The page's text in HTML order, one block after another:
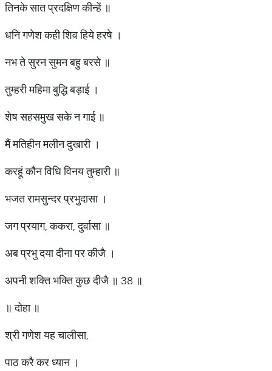
तिनके सात प्रदक्षिण कीन्हें ॥
धनि गणेश कही शिव हिये हरषे ।
नभ ते सुरन सुमन बहु बरसे ॥
तुम्हरी महिमा बुद्धि बड़ाई ।
शेष सहसमुख सके न गाई ॥
मैं मतिहीन मलीन दुखारी ।
करहूं कौन विधि विनय तुम्हारी ॥
भजत रामसुन्दर प्रभुदासा ।
जग प्रयाग, ककरा, दुर्वासा ॥
अब प्रभु दया दीना पर कीजै ।
अपनी शक्ति भक्ति कुछ दीजै ॥ 38 ॥
॥ दोहा ॥
श्री गणेश यह चालीसा,
पाठ करै कर ध्यान ।